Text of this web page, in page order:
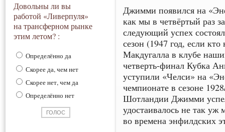
Довольны ли вы
работой «Ливерпуля»
на трансферном рынке
этим летом? :
Определённо да
Скорее да, чем нет
Скорее нет, чем да
Определённо нет
Джимми появился на
как мы в четвёртый раз
следующий успех
сезон (1947 год, если
Макдугалла в клубе
четверть-финал Кубка
уступили «Челси» на
чемпионате в сезоне
Шотландии Джимми
удостаивалось не так уж
во времена энфилдских